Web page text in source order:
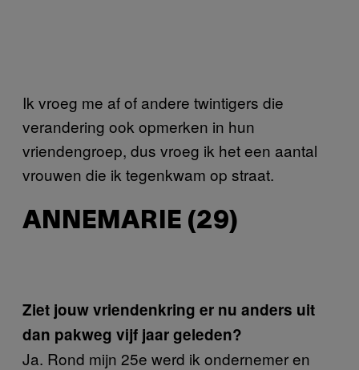
Ik vroeg me af of andere twintigers die
verandering ook opmerken in hun
vriendengroep, dus vroeg ik het een aantal
vrouwen die ik tegenkwam op straat.
ANNEMARIE (29)
Ziet jouw vriendenkring er nu anders uit
dan pakweg vijf jaar geleden?
Ja. Rond mijn 25e werd ik ondernemer en